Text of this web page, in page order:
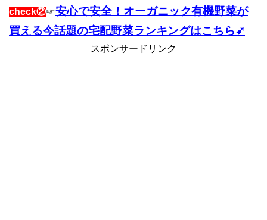
check②☞安心で安全！オーガニック有機野菜が
買える今話題の宅配野菜ランキングはこちら➹
スポンサードリンク